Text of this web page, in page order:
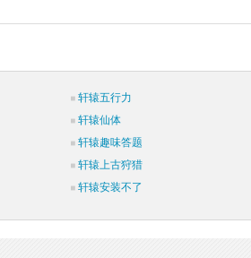
轩辕五行力
轩辕仙体
轩辕趣味答题
轩辕上古狩猎
轩辕安装不了